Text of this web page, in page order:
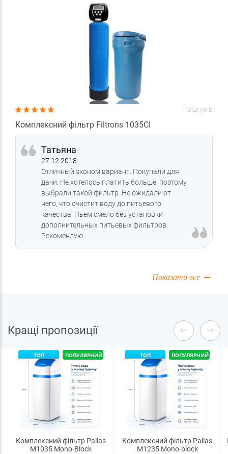
1 відгуків
Комплексний фільтр Filtrons 1035CI
Татьяна
27.12.2018
Отличный эконом вариант. Покупали для
дачи. Не хотелось платить больше, поэтому
выбрали такой фильтр. Не ожидали от
него, что очистит воду до питьевого
качества. Пьем смело без установки
дополнительных питьевых фильтров.
Рекомендую
Показати все
Кращі пропозиції
ТОП ПОПУЛЯРНИЙ
Комплексний фільтр Pallas
М1035 Mono-Block
ТОП ПОПУЛЯРНИЙ
Комплексний фільтр Pallas
М1235 Mono-block